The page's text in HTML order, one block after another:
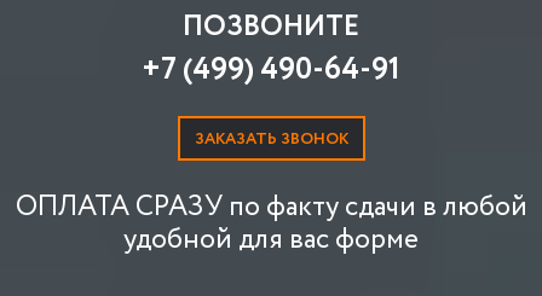
ПОЗВОНИТЕ
+7 (499) 490-64-91
ЗАКАЗАТЬ ЗВОНОК
ОПЛАТА СРАЗУ по факту сдачи в любой
удобной для вас форме